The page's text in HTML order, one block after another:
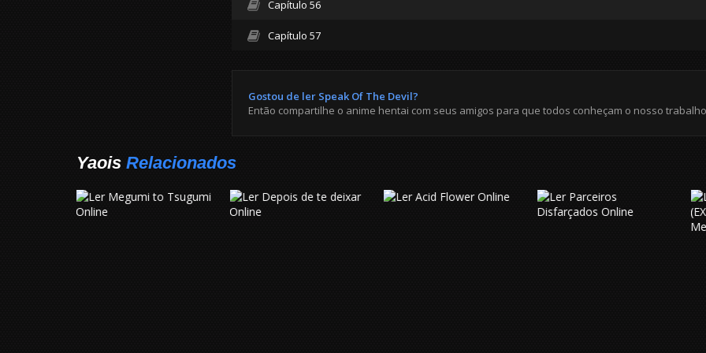
Capítulo 56
Capítulo 57
Gostou de ler Speak Of The Devil?
Então compartilhe o anime hentai com seus amigos para que todos conheçam o nosso
Yaois Relacionados